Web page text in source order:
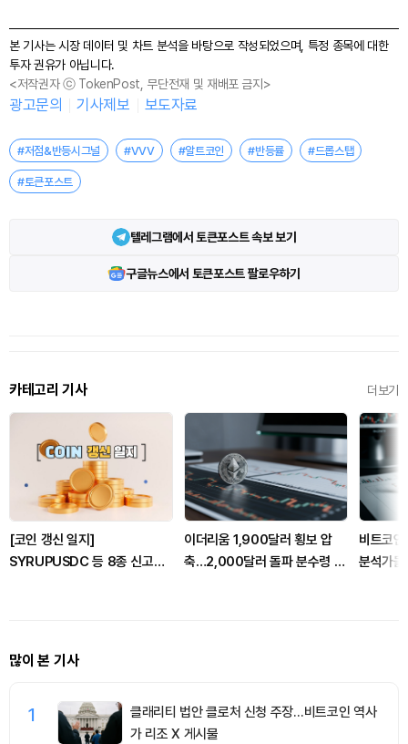
본 기사는 시장 데이터 및 차트 분석을 바탕으로 작성되었으며, 특정 종목에 대한
투자 권유가 아닙니다.
<저작권자 ⓒ TokenPost, 무단전재 및 재배포 금지>
광고문의 기사제보 보도자료
#저점&반등시그널 #VVV #알트코인 #반등률 #드롭스탭
#토큰포스트
텔레그램에서 토큰포스트 속보 보기
구글뉴스에서 토큰포스트 팔로우하기
카테고리 기사 더보기
[코인 갱신 일지]
SYRUPUSDC 등 8종 신고
이더리움 1,900달러 횡보 압
축…2,000달러 돌파 분수령 될
비트코
분석가
많이 본 기사
1
클래리티 법안 클로처 신청 주장…비트코인 역사
가 리조 X 게시물